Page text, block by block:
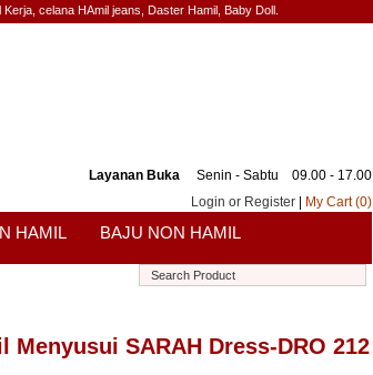
celana HAmil jeans, Daster Hamil, Baby Doll.
Layanan Buka Senin - Sabtu 09.00 - 17.00
Login or Register My Cart (0)
HAMIL BAJU NON HAMIL
Menyusui SARAH Dress-DRO 212